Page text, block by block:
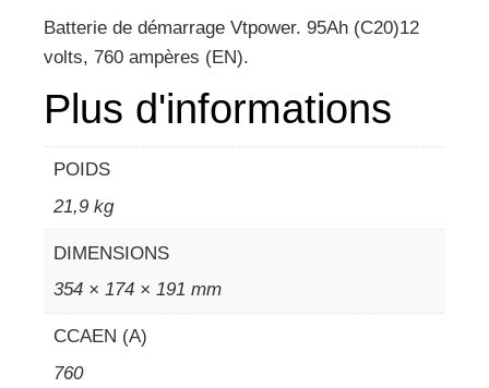
Batterie de démarrage Vtpower. 95Ah (C20)12
volts, 760 ampères (EN).
Plus d'informations
POIDS
21,9 kg
DIMENSIONS
354 × 174 × 191 mm
CCAEN (A)
760